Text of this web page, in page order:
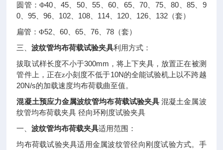
圆管：Φ40 45 50、55 60、 65、70 75、80 85
9
0 、95 、96 102 108 114 120 126 132 （套）
扁管：Φ52 、60 、65 、76 、78 （套）
三、波纹管均布荷载试验夹具利用方式：
拔取试样长度不小于300mm ，将上下夹具，放置正在被测
管件上，正在z小刻度不低于10N的全能试验机上以不跨越
20N/s的加载速度均布荷载曲至值。
混凝土预应力金属波纹管均布荷载试验夹具 混凝土金属波
纹管均布荷载夹具 径向环刚度试验夹具
一、波纹管均布荷载夹具适用范围：
均布荷载试验夹具适用金属波纹管径向刚度试验方式。手